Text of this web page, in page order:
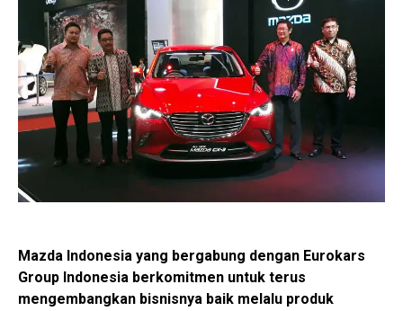
Mazda Indonesia yang bergabung dengan Eurokars
Group Indonesia berkomitmen untuk terus
mengembangkan bisnisnya baik melalu produk